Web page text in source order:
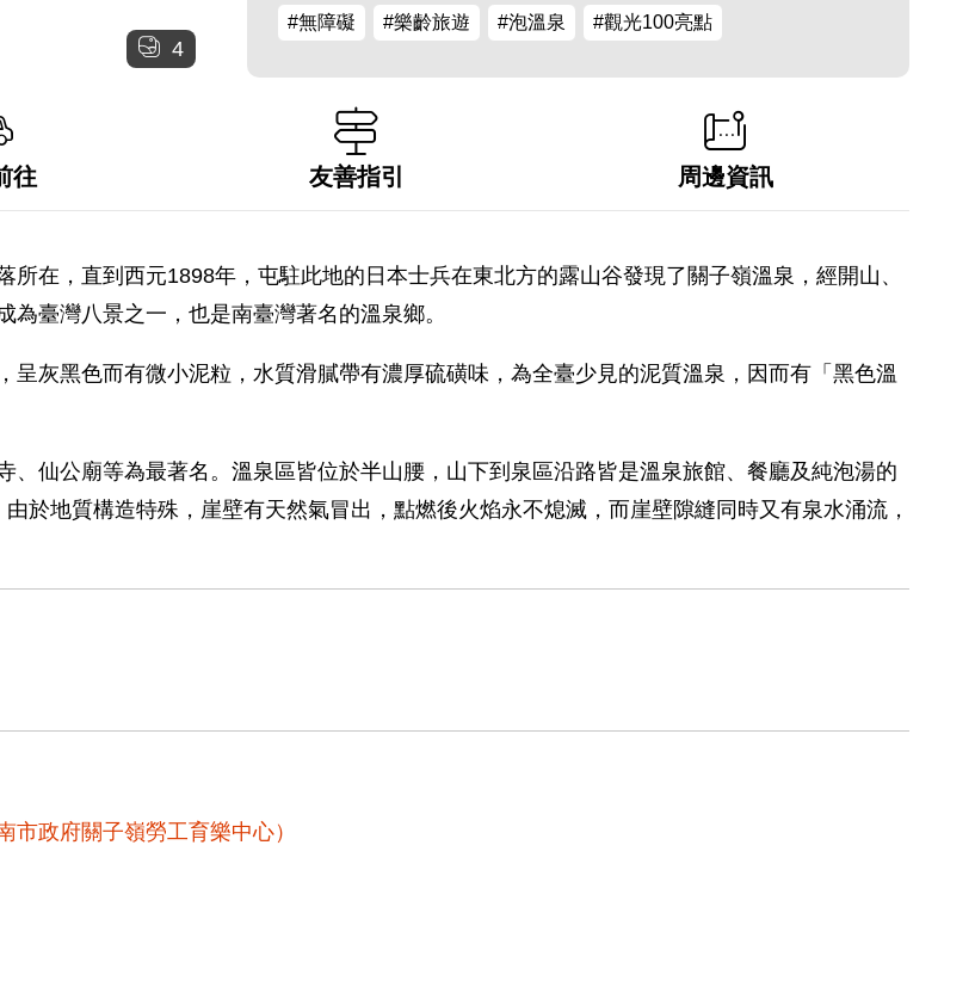
4
#無障礙 #樂齡旅遊 #泡溫泉 #觀光100亮點
往 友善指引 周邊資訊
在，直到西元1898年，屯駐此地的日本士兵在東北方的露山谷發現了關子嶺溫泉，經開山、
臺灣八景之一，也是南臺灣著名的溫泉鄉。
灰黑色而有微小泥粒，水質滑膩帶有濃厚硫磺味，為全臺少見的泥質溫泉，因而有「黑色溫
仙公廟等為最著名。溫泉區皆位於半山腰，山下到泉區沿路皆是溫泉旅館、餐廳及純泡湯的
於地質構造特殊，崖壁有天然氣冒出，點燃後火焰永不熄滅，而崖壁隙縫同時又有泉水涌流，
市政府關子嶺勞工育樂中心）